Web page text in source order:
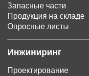
Запасные части
Продукция на складе
Опросные листы
Инжиниринг
Проектирование